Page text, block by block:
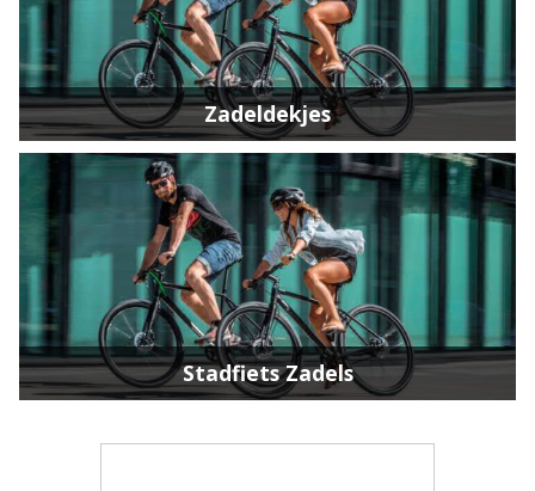
Zadeldekjes
Stadfiets Zadels